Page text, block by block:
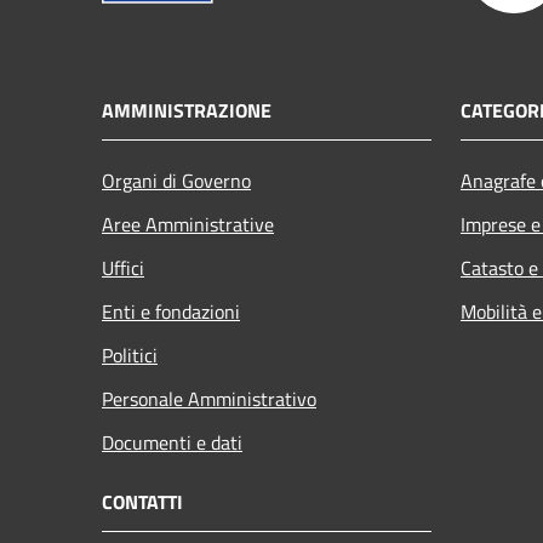
AMMINISTRAZIONE
Organi di Governo
Aree Amministrative
Uffici
Enti e fondazioni
Politici
Personale Amministrativo
Documenti e dati
Imprese
Catasto
Mobilità
CONTATTI